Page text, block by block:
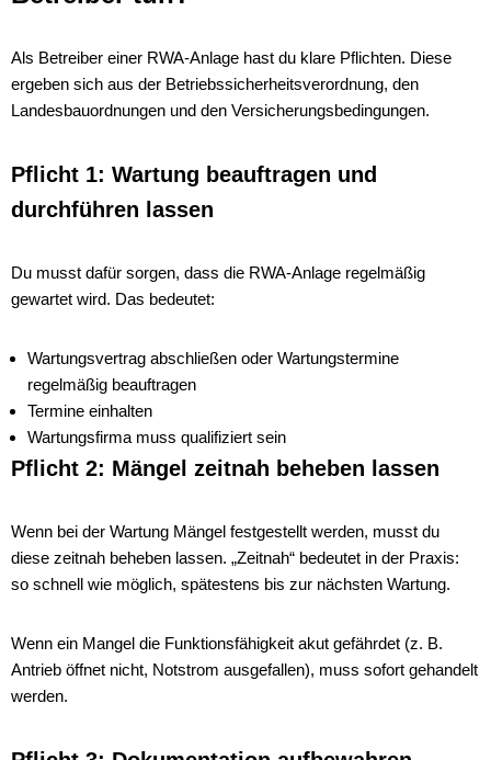
Als Betreiber einer RWA-Anlage hast du klare Pflichten. Diese
ergeben sich aus der Betriebssicherheitsverordnung, den
Landesbauordnungen und den Versicherungsbedingungen.
Pflicht 1: Wartung beauftragen und
durchführen lassen
Du musst dafür sorgen, dass die RWA-Anlage regelmäßig
gewartet wird. Das bedeutet:
Wartungsvertrag abschließen oder Wartungstermine
regelmäßig beauftragen
Termine einhalten
Wartungsfirma muss qualifiziert sein
Pflicht 2: Mängel zeitnah beheben lassen
Wenn bei der Wartung Mängel festgestellt werden, musst du
diese zeitnah beheben lassen. „Zeitnah“ bedeutet in der Praxis:
so schnell wie möglich, spätestens bis zur nächsten Wartung.
Wenn ein Mangel die Funktionsfähigkeit akut gefährdet (z. B.
Antrieb öffnet nicht, Notstrom ausgefallen), muss sofort gehandelt
werden.